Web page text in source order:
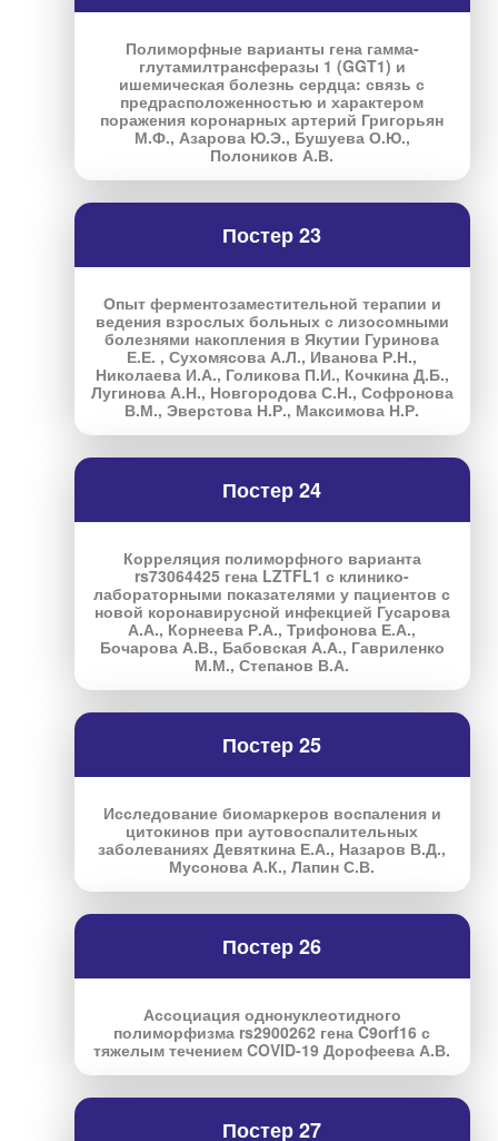
Полиморфные варианты гена гамма-
глутамилтрансферазы 1 (GGT1) и
ишемическая болезнь сердца: связь с
предрасположенностью и характером
поражения коронарных артерий Григорьян
М.Ф., Азарова Ю.Э., Бушуева О.Ю.,
Полоников А.В.
Постер 23
Опыт ферментозаместительной терапии и
ведения взрослых больных с лизосомными
болезнями накопления в Якутии Гуринова
Е.Е. , Сухомясова А.Л., Иванова Р.Н.,
Николаева И.А., Голикова П.И., Кочкина Д.Б.,
Лугинова А.Н., Новгородова С.Н., Софронова
В.М., Эверстова Н.Р., Максимова Н.Р.
Постер 24
Корреляция полиморфного варианта
rs73064425 гена LZTFL1 с клинико-
лабораторными показателями у пациентов с
новой коронавирусной инфекцией Гусарова
А.А., Корнеева Р.А., Трифонова Е.А.,
Бочарова А.В., Бабовская А.А., Гавриленко
М.М., Степанов В.А.
Постер 25
Исследование биомаркеров воспаления и
цитокинов при аутовоспалительных
заболеваниях Девяткина Е.А., Назаров В.Д.,
Мусонова А.К., Лапин С.В.
Постер 26
Ассоциация однонуклеотидного
полиморфизма rs2900262 гена C9orf16 с
тяжелым течением COVID‑19 Дорофеева А.В.
Постер 27